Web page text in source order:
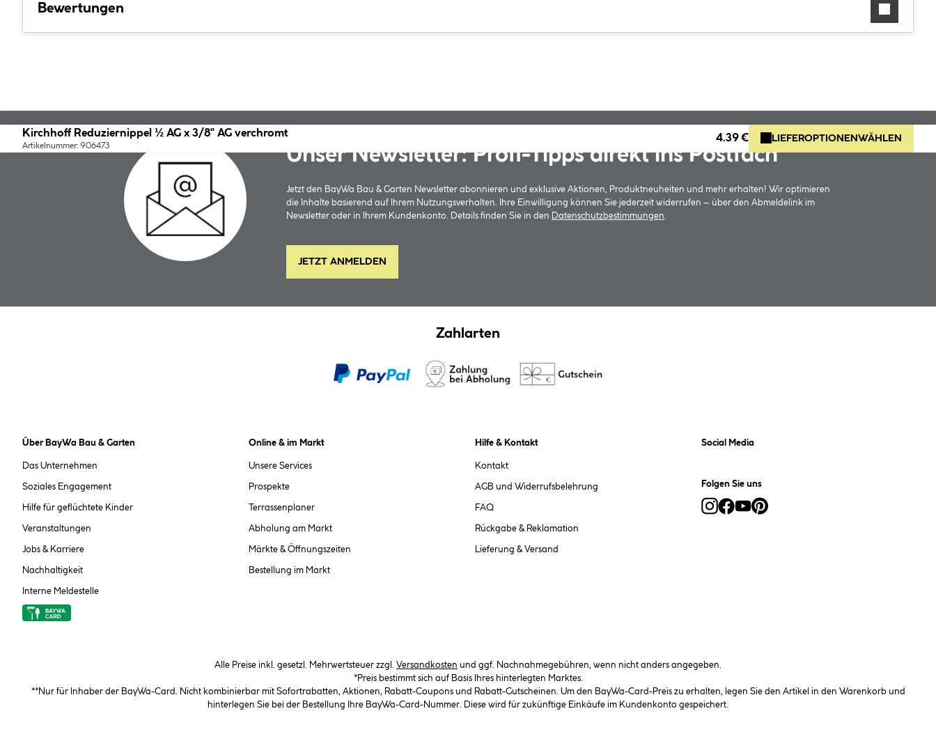
Bewertungen
Kirchhoff Reduziernippel ½ AG x 3/8" AG verchromt
Artikelnummer: 906473
4.39 € LIEFEROPTIONEN WÄHLEN
Unser Newsletter: Profi-Tipps direkt ins Postfach
Jetzt den BayWa Bau & Garten Newsletter abonnieren und exklusive Aktionen, Produktneuheiten und mehr erhalten! Wir optimieren
die Inhalte basierend auf Ihrem Nutzungsverhalten. Ihre Einwilligung können Sie jederzeit widerrufen – über den Abmeldelink im
Newsletter oder in Ihrem Kundenkonto. Details finden Sie in den
Datenschutzbestimmungen
JETZT ANMELDEN
Zahlarten
Über BayWa Bau & Garten
Das Unternehmen
Soziales Engagement
Hilfe für geflüchtete Kinder
Veranstaltungen
Jobs & Karriere
Nachhaltigkeit
Interne Meldestelle
Online & im Markt
Unsere Services
Prospekte
Terrassenplaner
Abholung am Markt
Märkte & Öffnungszeiten
Bestellung im Markt
Hilfe & Kontakt
Kontakt
AGB und Widerrufsbelehrung
FAQ
Rückgabe & Reklamation
Lieferung & Versand
Social Media
Folgen Sie uns
Alle Preise inkl. gesetzl. Mehrwertsteuer zzgl. Versandkosten und ggf. Nachnahmegebühren, wenn nicht anders angegeben.
*Preis bestimmt sich auf Basis Ihres hinterlegten Marktes.
**Nur für Inhaber der BayWa-Card. Nicht kombinierbar mit Sofortrabatten, Aktionen, Rabatt-Coupons und Rabatt-Gutscheinen. Um den BayWa-Card-Preis zu erhalten, legen Sie den Artikel in den Warenkorb und
hinterlegen Sie bei der Bestellung Ihre BayWa-Card-Nummer. Diese wird für zukünftige Einkäufe im Kundenkonto gespeichert.